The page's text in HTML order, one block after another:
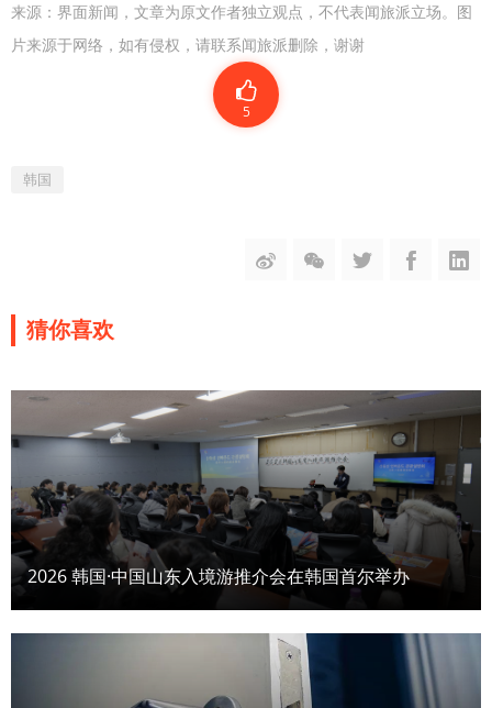
来源： 界面新闻 ，文章为原文作者独立观点，不代表闻旅派立场。图
片来源于网络，如有侵权，请联系闻旅派删除，谢谢
5
韩国
猜你喜欢
2026 韩国·中国山东入境游推介会在韩国首尔举办